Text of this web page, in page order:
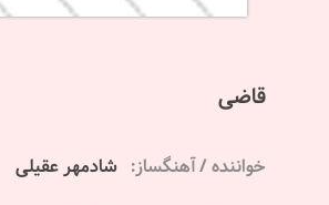
قاضی
خواننده / آهنگساز: شادمهر عقیلی